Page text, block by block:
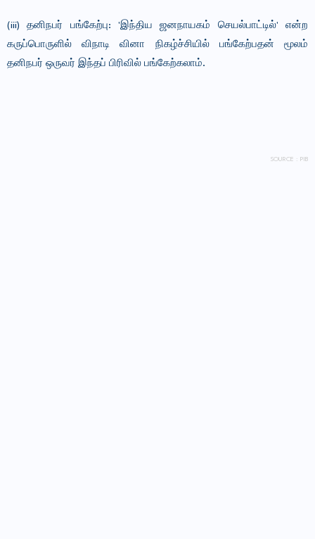
(iii) தனிநபர் பங்கேற்பு: 'இந்திய ஜனநாயகம் செயல்பாட்டில்' என்ற
கருப்பொருளில் விநாடி வினா நிகழ்ச்சியில் பங்கேற்பதன் மூலம்
தனிநபர் ஒருவர் இந்தப் பிரிவில் பங்கேற்கலாம்.
SOURCE : PIB